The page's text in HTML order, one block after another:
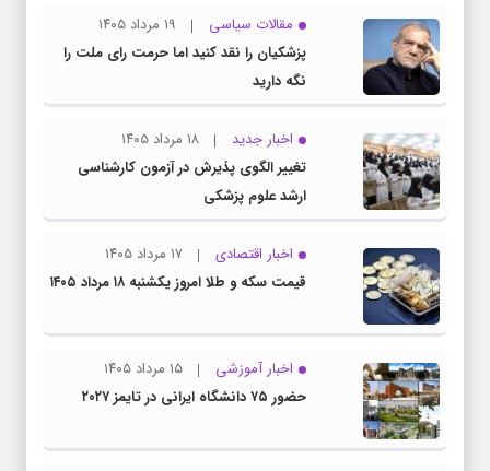
مقالات سیاسی
۱۹ مرداد ۱۴۰۵
پزشکیان را نقد کنید اما حرمت رای ملت را
نگه دارید
اخبار جدید
۱۸ مرداد ۱۴۰۵
تغییر الگوی پذیرش در آزمون کارشناسی
ارشد علوم پزشکی
اخبار اقتصادی
۱۷ مرداد ۱۴۰۵
قیمت سکه و طلا امروز یکشنبه ۱۸ مرداد ۱۴۰۵
اخبار آموزشی
۱۵ مرداد ۱۴۰۵
حضور ۷۵ دانشگاه ایرانی در تایمز ۲۰۲۷